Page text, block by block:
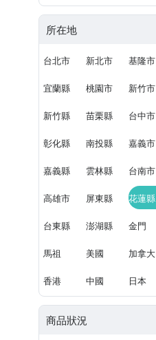
所在地
台北市 新北市 基隆市
宜蘭縣 桃園市 新竹市
新竹縣 苗栗縣 台中市
彰化縣 南投縣 嘉義市
嘉義縣 雲林縣 台南市
高雄市 屏東縣 花蓮縣
台東縣 澎湖縣 金門
馬祖 美國 加拿大
香港 中國 日本
商品狀況